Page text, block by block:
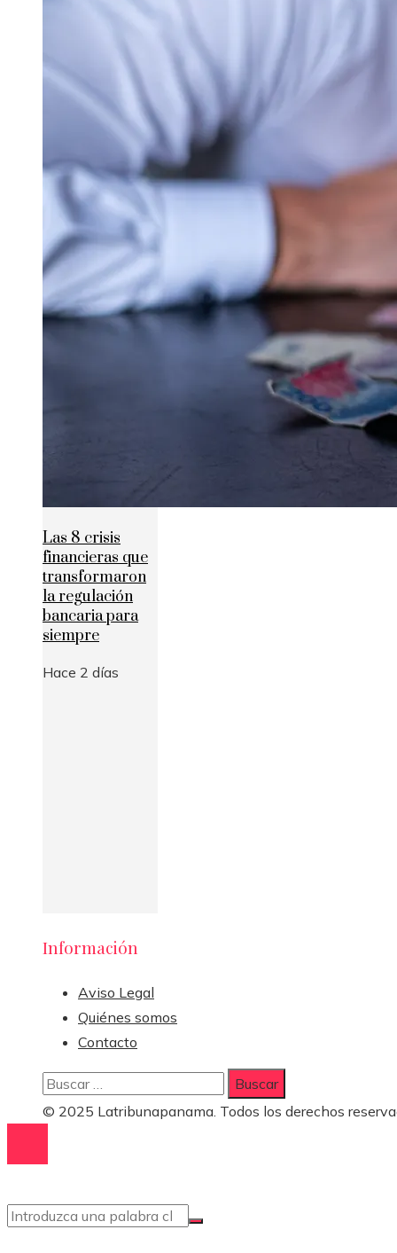
Las 8 crisis
financieras que
transformaron
la regulación
bancaria para
siempre
Hace 2 días
Información
Aviso Legal
Quiénes somos
Contacto
Buscar:
© 2025 Latribunapanama. Todos los derechos